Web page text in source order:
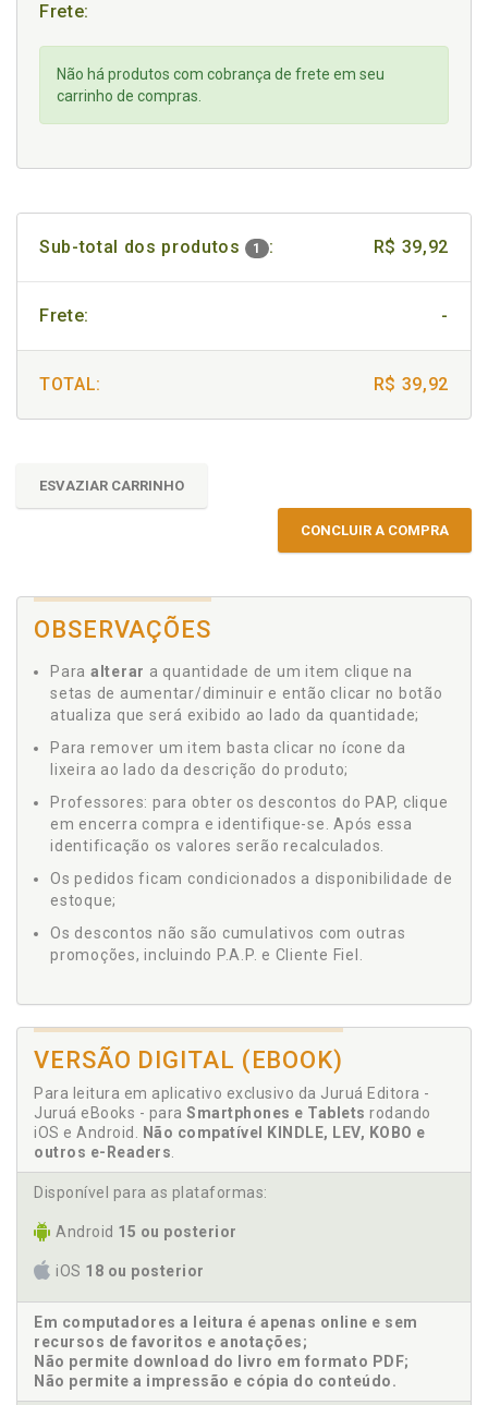
Frete:
Não há produtos com cobrança de frete em seu
carrinho de compras.
Sub-total dos produtos 1 : R$ 39,92
Frete: -
TOTAL: R$ 39,92
ESVAZIAR CARRINHO
CONCLUIR A COMPRA
OBSERVAÇÕES
Para alterar a quantidade de um item clique na
setas de aumentar/diminuir e então clicar no botão
atualiza que será exibido ao lado da quantidade;
Para remover um item basta clicar no ícone da
lixeira ao lado da descrição do produto;
Professores: para obter os descontos do PAP, clique
em encerra compra e identifique-se. Após essa
identificação os valores serão recalculados.
Os pedidos ficam condicionados a disponibilidade de
estoque;
Os descontos não são cumulativos com outras
promoções, incluindo P.A.P. e Cliente Fiel.
VERSÃO DIGITAL (EBOOK)
Para leitura em aplicativo exclusivo da Juruá Editora -
Juruá eBooks - para Smartphones e Tablets rodando
iOS e Android.
Não compatível KINDLE, LEV, KOBO e
outros e-Readers
Disponível para as plataformas:
Android 15 ou posterior
iOS 18 ou posterior
Em computadores a leitura é apenas online e sem
recursos de favoritos e anotações;
Não permite download do livro em formato PDF;
Não permite a impressão e cópia do conteúdo.